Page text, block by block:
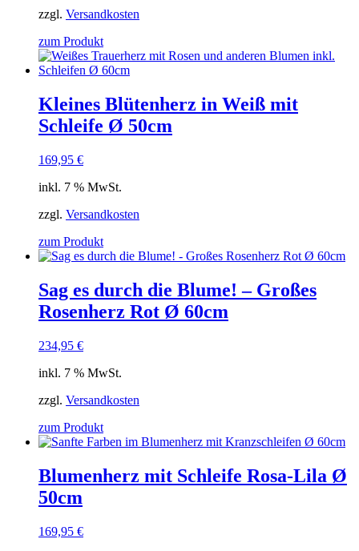
zzgl. Versandkosten
zum Produkt
Kleines Blütenherz in Weiß mit
Schleife Ø 50cm
169,95 €
inkl. 7 % MwSt.
zzgl. Versandkosten
zum Produkt
Sag es durch die Blume! – Großes
Rosenherz Rot Ø 60cm
234,95 €
inkl. 7 % MwSt.
zzgl. Versandkosten
zum Produkt
Blumenherz mit Schleife Rosa-Lila Ø
50cm
169,95 €